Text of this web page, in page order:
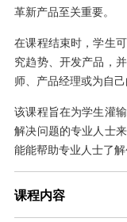
革新产品至关重要。
在课程结束时，学生
究趋势、开发产品，
师、产品经理或为自己
该课程旨在为学生灌
解决问题的专业人士
能能帮助专业人士了
课程内容